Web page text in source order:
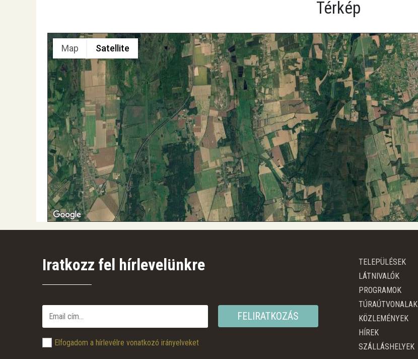
Térkép
Map Satellite
Iratkozz fel hírlevelünkre
FELIRATKOZÁS
Elfogadom a hírlevélre vonatkozó irányelveket
TELEPÜLÉSEK
LÁTNIVALÓK
PROGRAMOK
TÚRAÚTVONALAK
KÖZLEMÉNYEK
HÍREK
SZÁLLÁSHELYEK